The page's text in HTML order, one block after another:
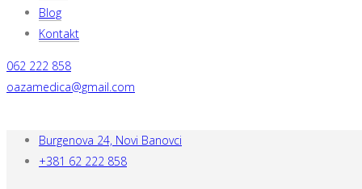
Blog
Kontakt
062 222 858
oazamedica@gmail.com
Burgenova 24, Novi Banovci
+381 62 222 858